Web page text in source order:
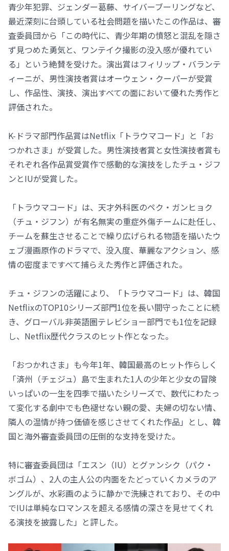
青少年犯罪、ジェンダー葛藤、サイバーブーリングなど、
最近深刻に台頭している社会問題を描いたこの作品は、審
査委員団から「この時代に、青少年期の憤怒と混乱を隠さ
ず見つめた勇気と、ワンテイク撮影の没入感が優れてい
る」という絶賛を受けた。演出賞はフィリップ・バランテ
ィーニが、男性演技者賞はオーウェン・クーパーが受賞
し、作品性、演技、演出すべての面において優れた秀作と
評価された。
K-ドラマ部門作品賞はNetflix「トラウマコード」と「お
つかれさま」が受賞した。男性演技者賞と女性演技者賞も
それぞれ各作品賞受賞作で感動的な演技をしたチュ・ジフ
ンとIUが受賞した。
「トラウマコード」は、天才外科医のペク・ガンヒョク
（チュ・ジフン）が有名無実の重症外傷チームに赴任し、
チームを蘇生させることで繰り広げられる物語を描いたウ
ェブ漫画原作のドラマで、没入度、華麗なアクション、感
情の密度まですべて捕らえた秀作と評価された。
チュ・ジフンの活躍により、「トラウマコード」は、韓国
NetflixのTOP10シリーズ部門1位を長い間守ったことに続
き、グローバル非英語圏テレビショー部門でも1位を記録
し、Netflix歴代クラスのヒット作となった。
「おつかれさま」も今年1年、韓国最高のヒット作らしく
「済州（チェジュ）島で生まれた1人の少年と少女の冒険
いっぱいの一生を四季で描いたシリーズで、数代にわたっ
て変化する劇中でも色褪せない親の愛、夫婦の切ない情、
隣人の温情が持つ価値を感じさせてくれた作品」とし、韓
国と海外審査委員団の圧倒的な支持を受けた。
特に審査委員団は「エスン（IU）とグァンシク（パク・
ボゴム）、2人の主人公の内面をたどっていくカメラのア
ングルが、水彩画のように静かで洗練されており、その中
でIUは単純なロマンスを超える感情の深さを見せてくれ
る演技を披露した」と評した。